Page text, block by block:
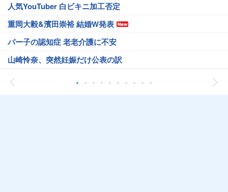
人気YouTuber 白ビキニ加工否定
重岡大毅&濱田崇裕 結婚W発表
パー子の認知症 老老介護に不安
山崎怜奈、突然妊娠だけ公表の訳